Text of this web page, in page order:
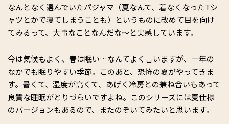
なんとなく選んでいたパジャマ（夏なんて、着なくなったTシ
ャツとかで寝てしまうことも）というものに改めて目を向け
てみるって、大事なことなんだな～と実感しています。
今は気候もよく、春は眠い…なんてよく言いますが、一年の
なかでも眠りやすい季節。このあと、恐怖の夏がやってきま
す。暑くて、湿度が高くて、あげく冷房との兼ね合いもあって
良質な睡眠がとりづらいですよね。このシリーズには夏仕様
のバージョンもあるので、またのぞいてみたいと思います。